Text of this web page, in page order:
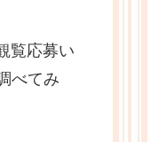
覧応募い
べてみ